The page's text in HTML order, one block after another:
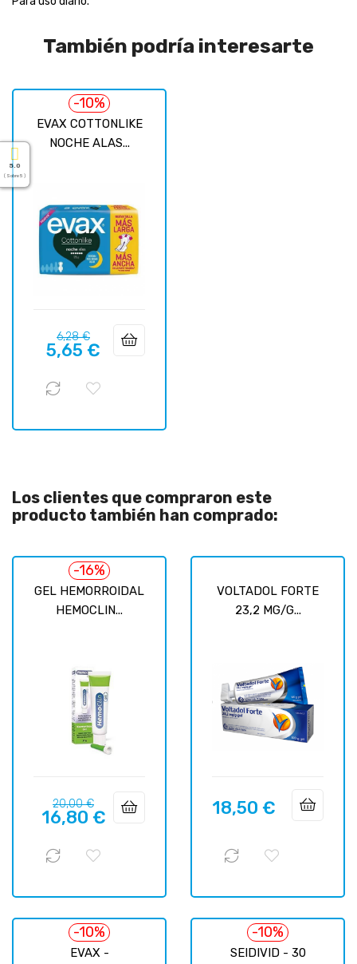
También podría interesarte
EVAX COTTONLIKE
NOCHE ALAS...
-10%
Precio
regular
6,28 €Precio
5,65 €
Los clientes que compraron este
producto también han comprado:
GEL HEMORROIDAL
HEMOCLIN...
-16%
Precio
regular
20,00 €Precio
16,80 €
VOLTADOL FORTE
23,2 MG/G...
Precio
18,50 €
EVAX -
-10%
SEIDIVID - 30
-10%
5.0
( Sobre 5 )